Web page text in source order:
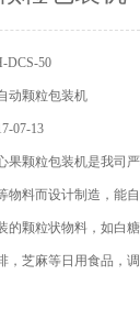
DCS-50
动颗粒包装机
07-13
果颗粒包装机是我司
物料而设计制造，能
的颗粒状物料，如白
，芝麻等日用食品，